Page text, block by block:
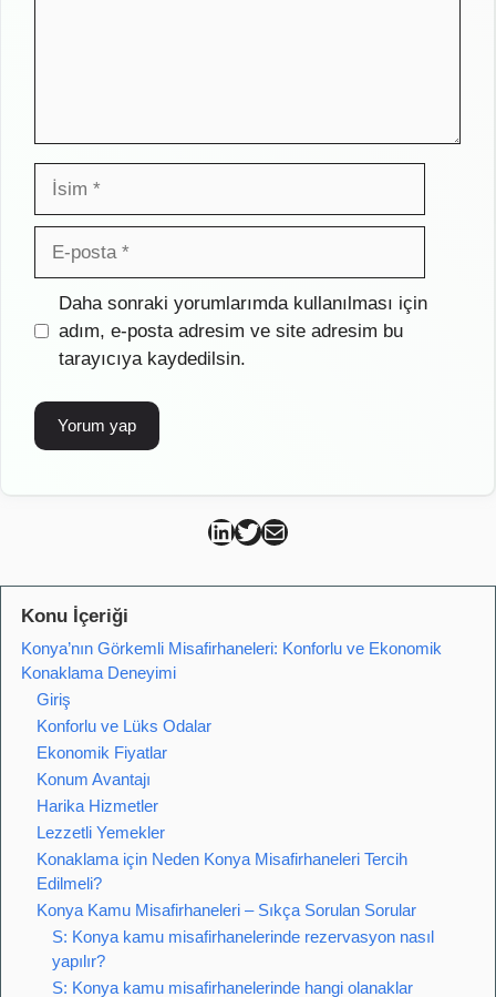
İsim
posta
İnternet
sitesi
Daha sonraki yorumlarımda kullanılması için
adım, e-posta adresim ve site adresim bu
tarayıcıya kaydedilsin.
Can Kütahya Linkedin
Can Kütahya Twitter
Can Kütahya Mail
Konu İçeriği
Konya’nın Görkemli Misafirhaneleri: Konforlu ve Ekonomik
Konaklama Deneyimi
Giriş
Konforlu ve Lüks Odalar
Ekonomik Fiyatlar
Konum Avantajı
Harika Hizmetler
Lezzetli Yemekler
Konaklama için Neden Konya Misafirhaneleri Tercih
Edilmeli?
Konya Kamu Misafirhaneleri – Sıkça Sorulan Sorular
S: Konya kamu misafirhanelerinde rezervasyon nasıl
yapılır?
S: Konya kamu misafirhanelerinde hangi olanaklar